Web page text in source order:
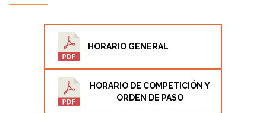
HORARIO GENERAL
HORARIO DE COMPETICIÓN Y
ORDEN DE PASO